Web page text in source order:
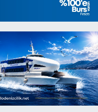
meyhane ve
Güven
eleştiri: “Bu
Serdaroğlu Eylem
anlar:
süre!